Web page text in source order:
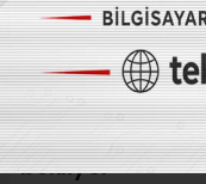
(İHA) - İhlas Haber
Mutki
bekliyor